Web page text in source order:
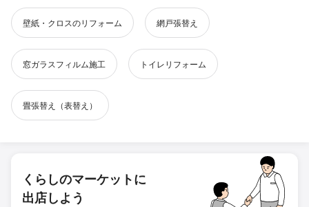
壁紙・クロスのリフォーム 網戸張替え
窓ガラスフィルム施工 トイレリフォーム
畳張替え（表替え）
くらしのマーケットに
出店しよう